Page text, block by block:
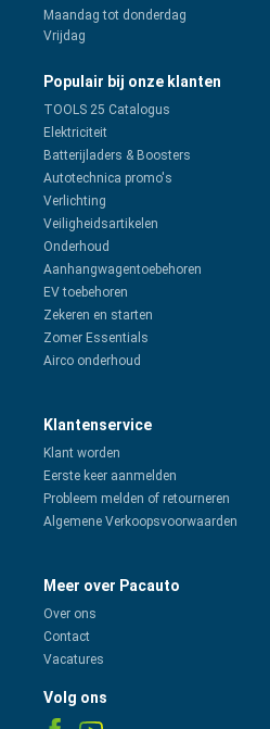
Maandag tot donderdag
Vrijdag
Populair bij onze klanten
TOOLS 25 Catalogus
Elektriciteit
Batterijladers & Boosters
Autotechnica promo's
Verlichting
Veiligheidsartikelen
Onderhoud
Aanhangwagentoebehoren
EV toebehoren
Zekeren en starten
Zomer Essentials
Airco onderhoud
Klantenservice
Klant worden
Eerste keer aanmelden
Probleem melden of retourneren
Algemene Verkoopsvoorwaarden
Meer over Pacauto
Over ons
Contact
Vacatures
Volg ons